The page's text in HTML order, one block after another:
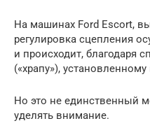
На машинах Ford Escort,
регулировка сцепления
и происходит, благодаря
(«храпу»),
Но это не единственный
уделять внимание.